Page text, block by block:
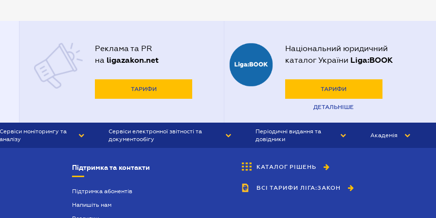
Адвокати Полтави
Адвокати Харькова
Адвокаты Кривого Рогу
Реклама та PR
на ligazakon.net
ТАРИФИ
Національний юридичний
каталог України Liga:BOOK
ТАРИФИ
ДЕТАЛЬНІШЕ
Сервіси моніторингу та
аналізу
Сервіси електронної звітності та
документообігу
Періодичні видання та
довідники
БУХГАЛТЕР&ЗАКОН
ВІСНИК МСФЗ
Академія
Підтримка та контакти
Підтримка абонентів
Напишіть нам
КАТАЛОГ РІШЕНЬ
ВСІ ТАРИФИ ЛІГА:ЗАКОН